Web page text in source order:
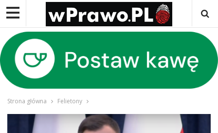
Strona główna Felietony